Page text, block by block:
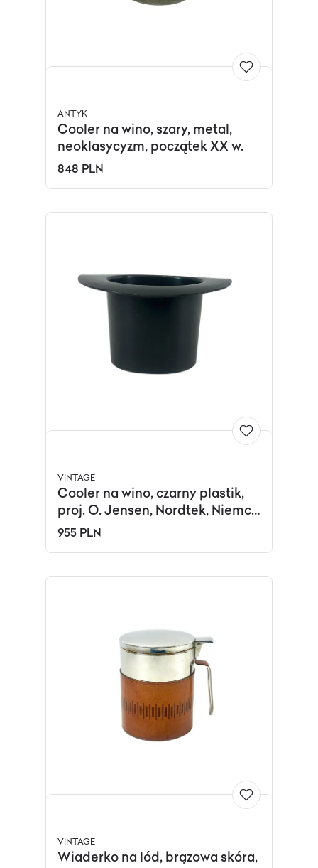
ANTYK
Cooler na wino, szary, metal,
neoklasycyzm, początek XX w.
848 PLN
VINTAGE
Cooler na wino, czarny plastik,
proj. O. Jensen, Nordtek, Niemcy,
lata 80.
955 PLN
VINTAGE
Wiaderko na lód, brązowa skóra,